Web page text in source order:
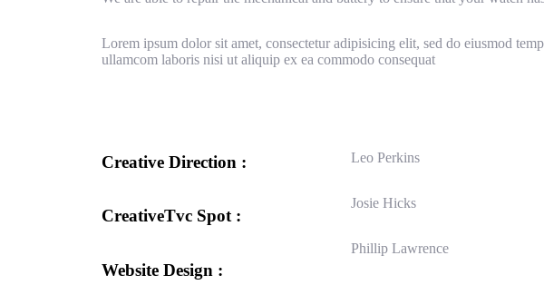
Lorem ipsum dolor sit amet, consectetur adipisicing elit, sed do eiusmod
ullamcom laboris nisi ut aliquip ex ea commodo consequat
Creative Direction :
CreativeTvc Spot :
Website Design :
Leo Perkins
Josie Hicks
Phillip Lawrence